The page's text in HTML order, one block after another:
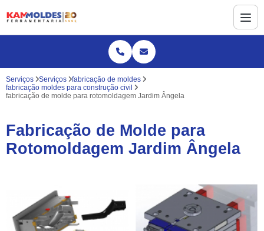
Serviços Serviços
fabricação de moldes
fabricação moldes para construção civil
fabricação de molde para rotomoldagem Jardim Ângela
Fabricação de Molde para
Rotomoldagem Jardim Ângela